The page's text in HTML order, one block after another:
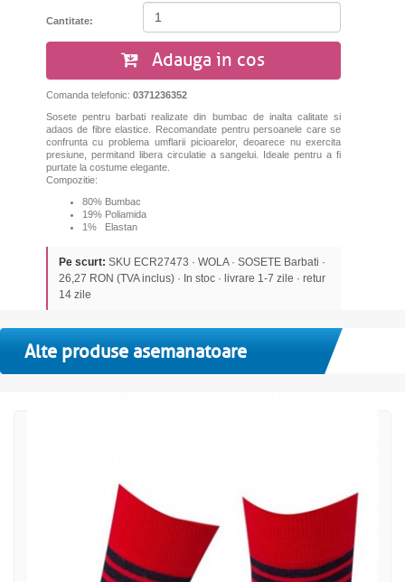
Cantitate:
Adauga in cos
Comanda telefonic: 0371236352
Sosete pentru barbati realizate din bumbac de inalta calitate si
adaos de fibre elastice. Recomandate pentru persoanele care se
confrunta cu problema umflarii picioarelor, deoarece nu exercita
presiune, permitand libera circulatie a sangelui. Ideale pentru a fi
purtate la costume elegante.
Compozitie:
80% Bumbac
19% Poliamida
1% Elastan
Pe scurt: SKU ECR27473 · WOLA · SOSETE Barbati ·
26,27 RON (TVA inclus) · In stoc · livrare 1-7 zile · retur
14 zile
Alte produse asemanatoare